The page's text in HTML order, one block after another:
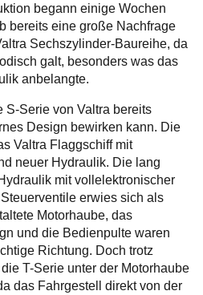
begann einige Wochen
bereits eine große Nachfrage
Sechszylinder-Baureihe, da
galt, besonders was das
anbelangte.
S-Serie von Valtra bereits
Design bewirken kann. Die
Valtra Flaggschiff mit
neuer Hydraulik. Die lang
mit vollelektronischer
erwies sich als
Motorhaube, das
und die Bedienpulte waren
Richtung. Doch trotz
T-Serie unter der Motorhaube
das Fahrgestell direkt von der